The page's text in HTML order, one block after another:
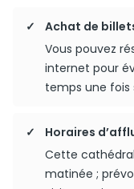
Achat de
Vous pouvez
internet pour
temps une fois
Horaires
Cette
matinée ;